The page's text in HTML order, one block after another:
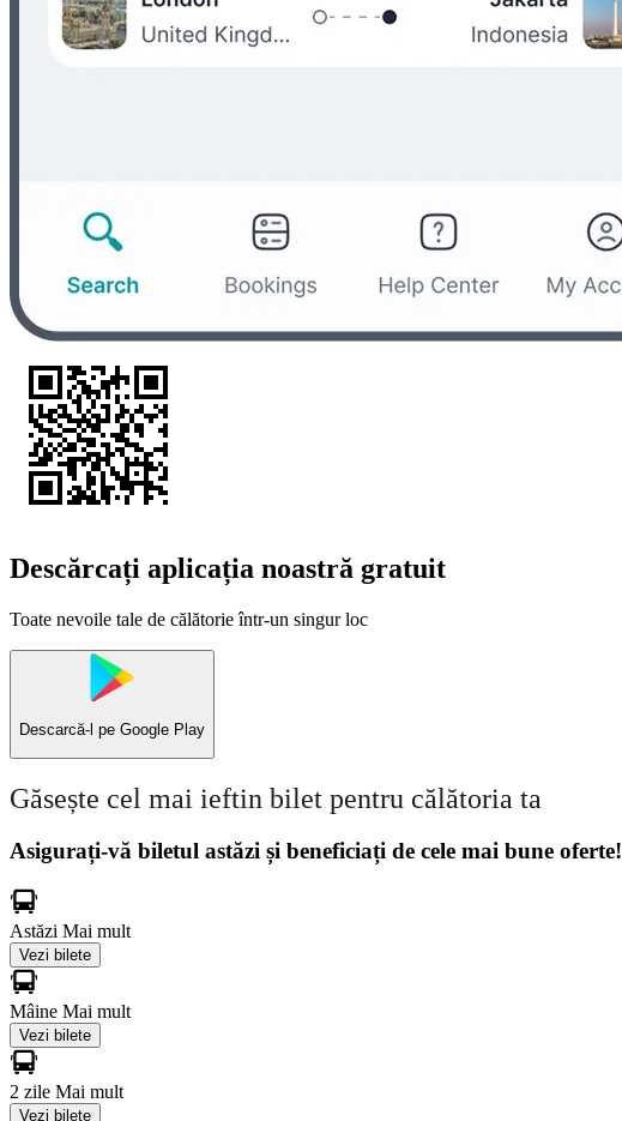
Descărcați aplicația noastră gratuit
Toate nevoile tale de călătorie într-un singur loc
Descarcă-l pe Google Play
Găsește cel mai ieftin bilet pentru călătoria ta
Asigurați-vă biletul astăzi și beneficiați de cele mai bune oferte!
Astăzi Mai mult
Vezi bilete
Mâine Mai mult
Vezi bilete
2 zile Mai mult
Vezi bilete